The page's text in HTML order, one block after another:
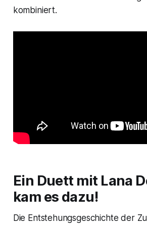
kombiniert.
Ein Duett mit Lana
kam es dazu!
Die Entstehungsgeschichte der